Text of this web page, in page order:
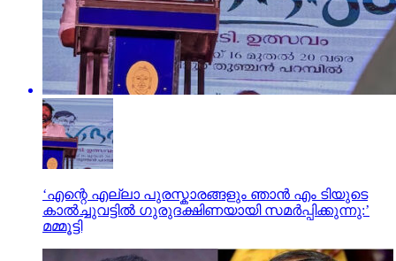
‘എന്റെ എല്ലാ പുരസ്കാരങ്ങളും ഞാൻ എം ടിയുടെ
കാൽച്ചുവട്ടിൽ ഗുരുദക്ഷിണയായി സമർപ്പിക്കുന്നു:’
മമ്മൂട്ടി